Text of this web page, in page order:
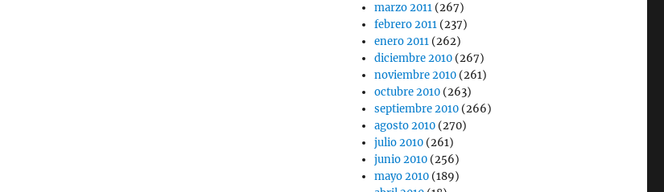
marzo 2011 (267)
febrero 2011 (237)
enero 2011 (262)
diciembre 2010 (267)
noviembre 2010 (261)
octubre 2010 (263)
septiembre 2010 (266)
agosto 2010 (270)
julio 2010 (261)
junio 2010 (256)
mayo 2010 (189)